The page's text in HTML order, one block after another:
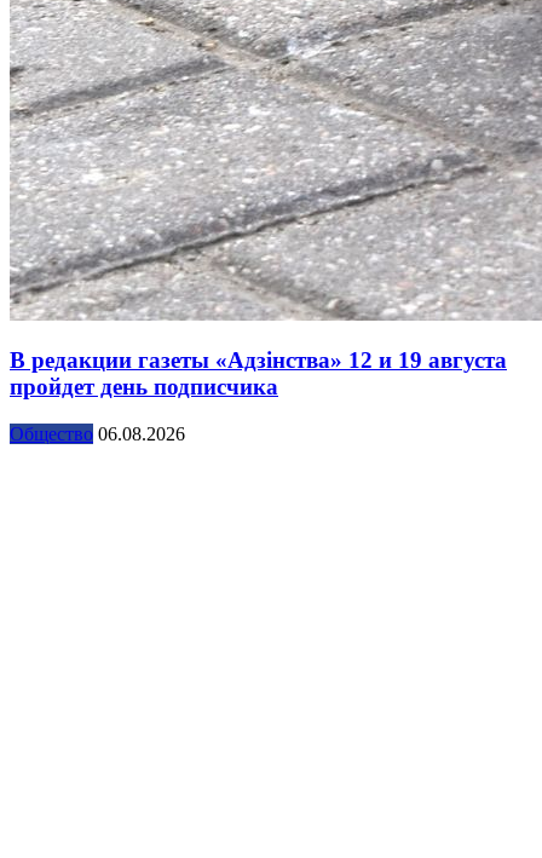
В редакции газеты «Адзінства» 12 и 19 августа
пройдет день подписчика
Общество 06.08.2026